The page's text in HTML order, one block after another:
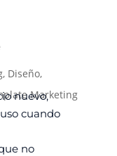
, Diseño,
Marketing
nuevo,
cuando
no